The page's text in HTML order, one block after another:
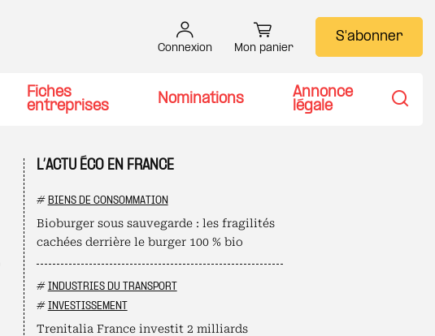
Connexion Mon panier
S'abonner
Fiches
entreprises
Nominations
Annonce
légale
L’ACTU ÉCO EN FRANCE
# BIENS DE CONSOMMATION
Bioburger sous sauvegarde : les fragilités
cachées derrière le burger 100 % bio
# INDUSTRIES DU TRANSPORT
# INVESTISSEMENT
Trenitalia France investit 2 milliards